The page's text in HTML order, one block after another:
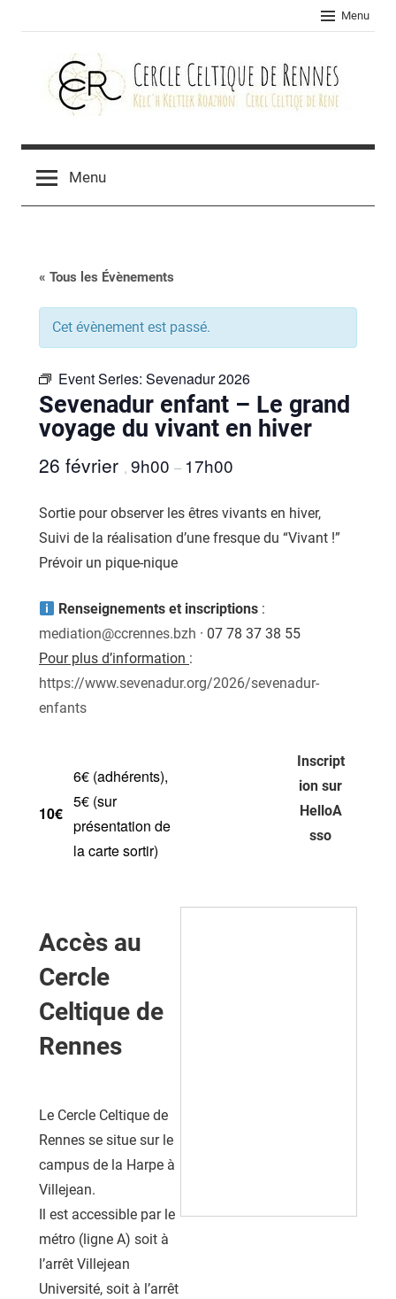
Menu
Cercle
celtique
Rennes
Menu
« Tous les Évènements
Cet évènement est passé.
Event Series: Sevenadur 2026
Sevenadur enfant – Le grand
voyage du vivant en hiver
26 février , 9h00 – 17h00
Sortie pour observer les êtres vivants en hiver,
Suivi de la réalisation d’une fresque du “Vivant !”
Prévoir un pique-nique
Renseignements et inscriptions :
mediation@ccrennes.bzh · 07 78 37 38 55
Pour plus d’information :
https://www.sevenadur.org/2026/sevenadur-
enfants
10€
6€ (adhérents),
5€ (sur
présentation de
la carte sortir)
Inscript
ion sur
HelloA
sso
Accès au
Cercle
Celtique de
Rennes
Le Cercle Celtique de
Rennes se situe sur le
campus de la Harpe à
Villejean.
Il est accessible par le
métro (ligne A) soit à
l’arrêt Villejean
Université, soit à l’arrêt